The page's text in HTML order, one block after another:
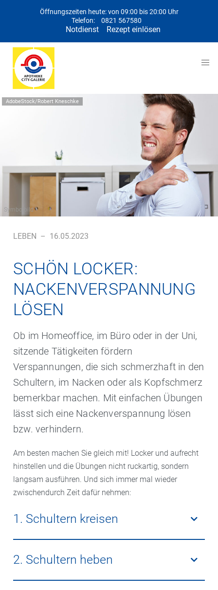
Öffnungszeiten heute: von 09:00 bis 20:00 Uhr
Telefon:
0821 567580
Notdienst Rezept einlösen
AdobeStock/Robert Kneschke
Symbolbild
LEBEN – 16.05.2023
SCHÖN LOCKER:
NACKENVERSPANNUNG
LÖSEN
Ob im Homeoffice, im Büro oder in der Uni,
sitzende Tätigkeiten fördern
Verspannungen, die sich schmerzhaft in den
Schultern, im Nacken oder als Kopfschmerz
bemerkbar machen. Mit einfachen Übungen
lässt sich eine Nackenverspannung lösen
bzw. verhindern.
Am besten machen Sie gleich mit! Locker und aufrecht
hinstellen und die Übungen nicht ruckartig, sondern
langsam ausführen. Und sich immer mal wieder
zwischendurch Zeit dafür nehmen:
1. Schultern kreisen
Beide Schultern 20-mal nach vorn Kreisen lassen,
dann 20-mal nach hinten. Dann erst die linke, dann
dann nach hinten kreisen lassen.
2. Schultern heben
Beide Schulter hoch in Richtung Ohren ziehen, 5